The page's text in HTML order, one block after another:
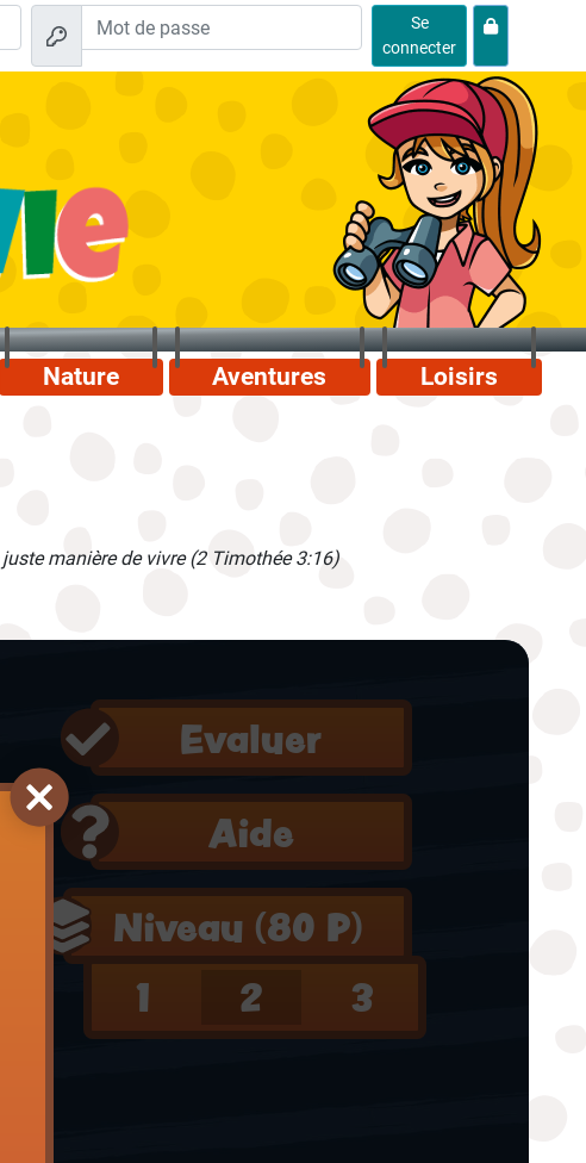
Se
connecter
Nature Aventures Loisirs
manière de vivre (2 Timothée 3:16)
Evaluer
Aide
Niveau (80 P)
1
2 3